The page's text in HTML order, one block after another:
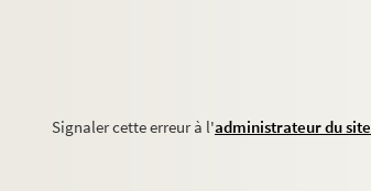
Signaler cette erreur à l'administrateur du site